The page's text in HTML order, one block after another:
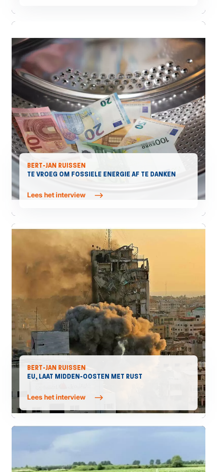
BERT-JAN RUISSEN
TE VROEG OM FOSSIELE ENERGIE AF TE DANKEN
Lees het interview
BERT-JAN RUISSEN
EU, LAAT MIDDEN-OOSTEN MET RUST
Lees het interview